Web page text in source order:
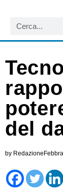
del
by Redazione